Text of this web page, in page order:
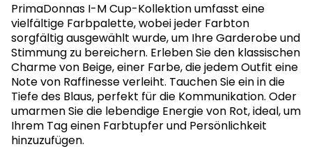
PrimaDonnas I-M Cup-Kollektion umfasst eine
vielfältige Farbpalette, wobei jeder Farbton
sorgfältig ausgewählt wurde, um Ihre Garderobe und
Stimmung zu bereichern. Erleben Sie den klassischen
Charme von Beige, einer Farbe, die jedem Outfit eine
Note von Raffinesse verleiht. Tauchen Sie ein in die
Tiefe des Blaus, perfekt für die Kommunikation. Oder
umarmen Sie die lebendige Energie von Rot, ideal, um
Ihrem Tag einen Farbtupfer und Persönlichkeit
hinzuzufügen.